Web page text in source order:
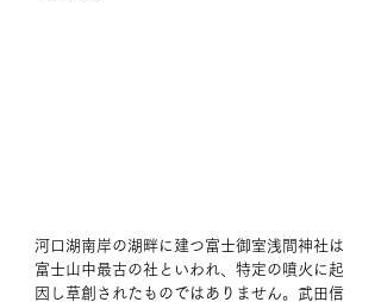
河口湖南岸の湖畔に建つ富士御室浅間神社は
富士山中最古の社といわれ、特定の噴火に起
因し草創されたものではありません。武田信